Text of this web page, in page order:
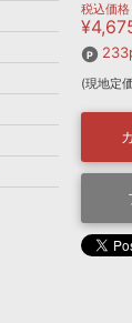
無
ン・エフェクト
効果
税込価格
(現地定